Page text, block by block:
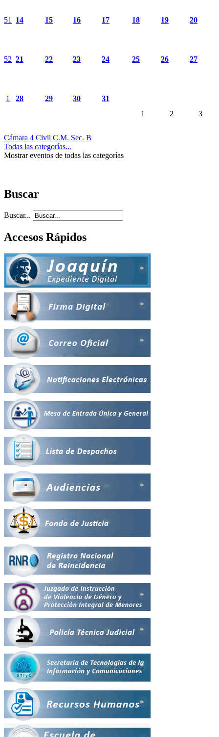
51 14 15 16 17 18 19 20
52 21 22 23 24 25 26 27
1 28 29 30
31
1
2 3
Cámara 4 Civil C.M. Sec. B
Todas las categorías...
Mostrar eventos de todas las categorías
Buscar
Buscar...
Accesos Rápidos